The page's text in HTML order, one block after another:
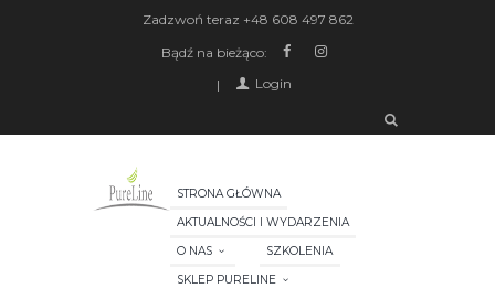
Zadzwoń teraz +48 608 497 862
Bądź na bieżąco:
Login
STRONA GŁÓWNA
AKTUALNOŚCI I WYDARZENIA
O NAS
SZKOLENIA
SKLEP PURELINE